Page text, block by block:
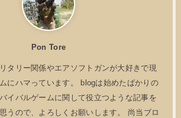
Pon Tore
タリー関係やエアソフトガンが大好きで現
にハマっています。 blogは始めたばかりの
イバルゲームに関して役立つような記事を
うので、よろしくお願いします。 尚当ブロ